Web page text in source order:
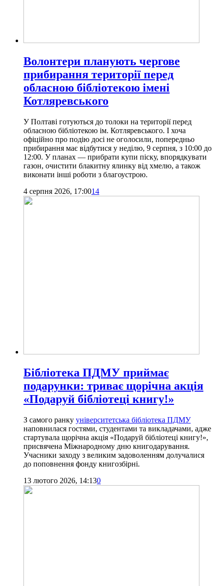
Волонтери планують чергове
прибирання території перед
обласною бібліотекою імені
Котляревського
У Полтаві готуються до толоки на території перед
обласною бібліотекою ім. Котляревського. І хоча
офіційно про подію досі не оголосили, попередньо
прибирання має відбутися у неділю, 9 серпня, з 10:00 до
12:00. У планах — прибрати купи піску, впорядкувати
газон, очистити блакитну ялинку від хмелю, а також
виконати інші роботи з благоустрою.
4 серпня 2026, 17:0014
Бібліотека ПДМУ приймає
подарунки: триває щорічна акція
«Подаруй бібліотеці книгу!»
З самого ранку університетська бібліотека ПДМУ
наповнилася гостями, студентами та викладачами, адже
стартувала щорічна акція «Подаруй бібліотеці книгу!»,
присвячена Міжнародному дню книгодарування.
Учасники заходу з великим задоволенням долучалися
до поповнення фонду книгозбірні.
13 лютого 2026, 14:130